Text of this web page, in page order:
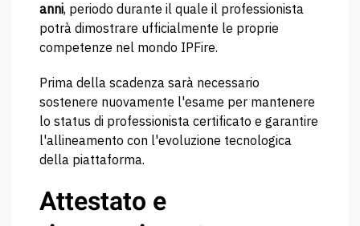
anni, periodo durante il quale il professionista
potrà dimostrare ufficialmente le proprie
competenze nel mondo IPFire.
Prima della scadenza sarà necessario
sostenere nuovamente l'esame per mantenere
lo status di professionista certificato e garantire
l'allineamento con l'evoluzione tecnologica
della piattaforma.
Attestato e